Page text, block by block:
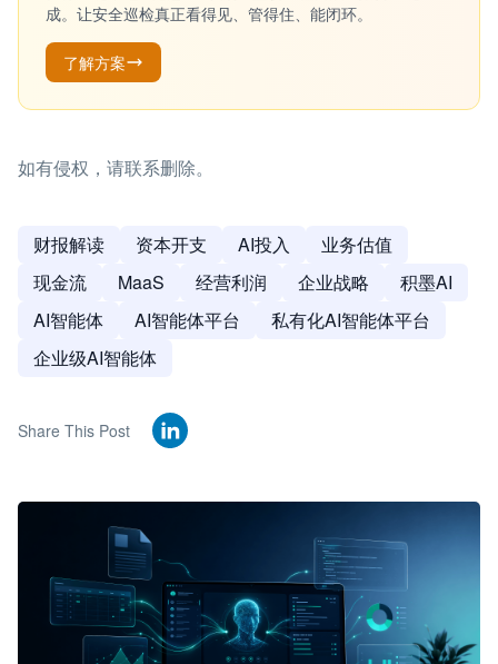
成。让安全巡检真正看得见、管得住、能闭环。
了解方案
如有侵权，请联系删除。
财报解读 资本开支 AI投入
业务估值
现金流
MaaS 经营利润 企业战略
积墨AI
AI智能体
AI智能体平台
私有化AI智能体平台
企业级AI智能体
Share This Post